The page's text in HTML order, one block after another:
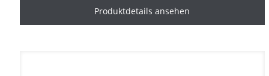
Produktdetails ansehen